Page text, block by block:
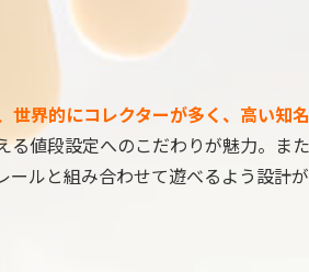
世界的にコレクターが多く、高い知
値段設定へのこだわりが魅力。ま
ルと組み合わせて遊べるよう設計